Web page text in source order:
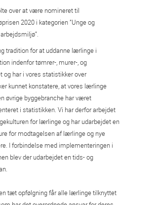
over at være nomineret til
2020 i kategorien ”Unge og
tradition for at uddanne lærlinge i
indenfor tømrer-, murer-, og
og har i vores statistikker over
kunnet konstatere, at vores lærlinge
øvrige byggebranche har været
i statistikken. Vi har derfor arbejdet
for lærlinge og har udarbejdet en
for modtagelsen af lærlinge og nye
I forbindelse med implementeringen i
blev der udarbejdet en tids- og
tæt opfølgning får alle lærlinge tilknyttet